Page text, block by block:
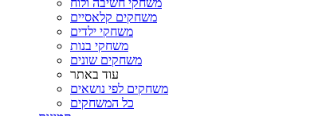
משחקים קלאסיים
משחקי ילדים
משחקי בנות
משחקים שונים
עוד באתר
משחקים לפי נושאים
כל המשחקים